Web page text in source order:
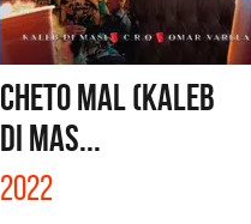
CHETO MAL (KALEB
DI MAS...
2022